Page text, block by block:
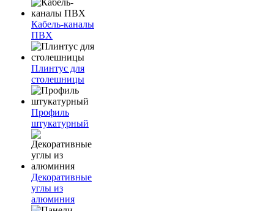
Кабель-каналы
ПВХ
Плинтус для
столешницы
Профиль
штукатурный
Декоративные
углы из
алюминия